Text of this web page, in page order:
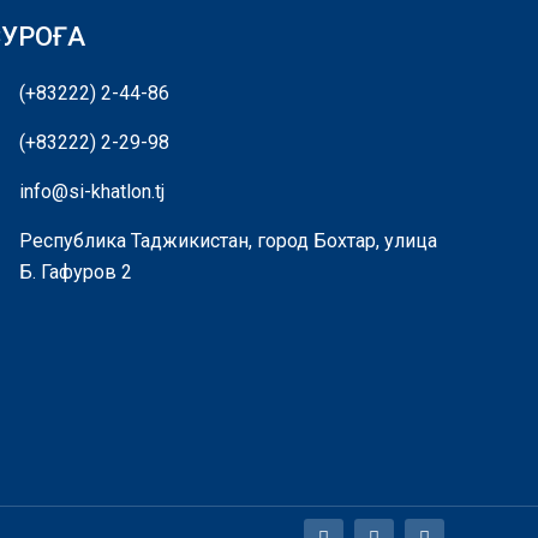
(+83222) 2-44-86
(+83222) 2-29-98
info@si-khatlon.tj
Республика Таджикистан, город Бохтар, улица
Б. Гафуров 2
F Y I